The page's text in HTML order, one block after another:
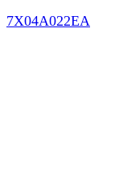
7X04A022EA